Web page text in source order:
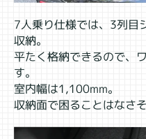
7人乗り仕様では、3列目
収納。
平たく格納できるので、
す。
室内幅は1,100mm。
収納面で困ることはなさ